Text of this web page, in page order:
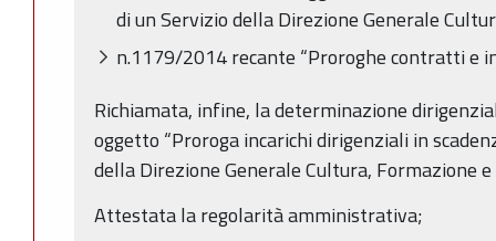
di un Servizio della Direzione Generale
n.1179/2014 recante “Proroghe contratti e
Richiamata, infine, la determinazione
oggetto “Proroga incarichi dirigenziali in
della Direzione Generale Cultura, Formazione e
Attestata la regolarità amministrativa;